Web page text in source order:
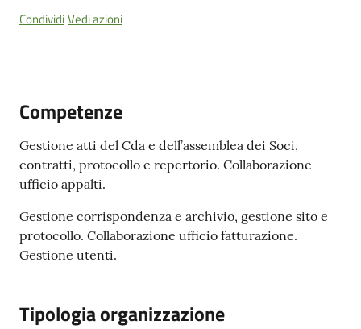
CondividiVedi azioni
Competenze
Gestione atti del Cda e dell’assemblea dei Soci,
contratti, protocollo e repertorio. Collaborazione
ufficio appalti.
Gestione corrispondenza e archivio, gestione sito e
protocollo. Collaborazione ufficio fatturazione.
Gestione utenti.
Tipologia organizzazione